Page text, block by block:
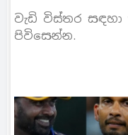
වැඩි විස්තර සඳහා
පිවිසෙන්න.